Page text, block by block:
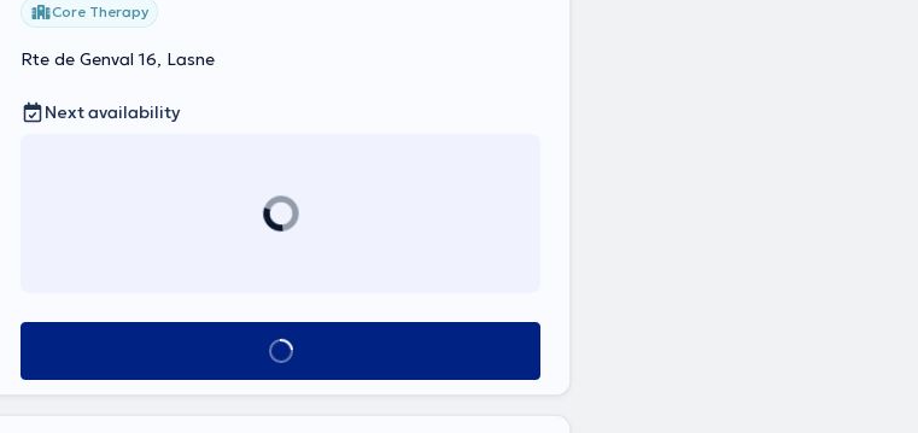
Core Therapy
Rte de Genval 16, Lasne
Next availability
See all